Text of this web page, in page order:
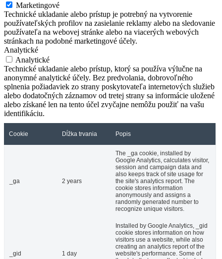
Marketingové
Technické ukladanie alebo prístup je potrebný na vytvorenie
používateľských profilov na zasielanie reklamy alebo na sledovanie
používateľa na webovej stránke alebo na viacerých webových
stránkach na podobné marketingové účely.
Analytické
Analytické
Technické ukladanie alebo prístup, ktorý sa používa výlučne na
anonymné analytické účely. Bez predvolania, dobrovoľného
splnenia požiadaviek zo strany poskytovateľa internetových služieb
alebo dodatočných záznamov od tretej strany sa informácie uložené
alebo získané len na tento účel zvyčajne nemôžu použiť na vašu
identifikáciu.
Cookie Dĺžka trvania Popis
_ga 2 years
The _ga cookie, installed by
Google Analytics, calculates visitor,
session and campaign data and
also keeps track of site usage for
the site's analytics report. The
cookie stores information
anonymously and assigns a
randomly generated number to
recognize unique visitors.
_gid 1 day
Installed by Google Analytics, _gid
cookie stores information on how
visitors use a website, while also
creating an analytics report of the
website's performance. Some of